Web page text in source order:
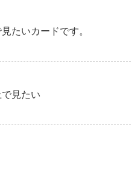
たいカードです。
見たい